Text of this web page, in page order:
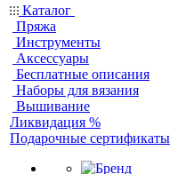
Каталог
Пряжа
Инструменты
Аксессуары
Бесплатные описания
Наборы для вязания
Вышивание
Ликвидация %
Подарочные сертификаты